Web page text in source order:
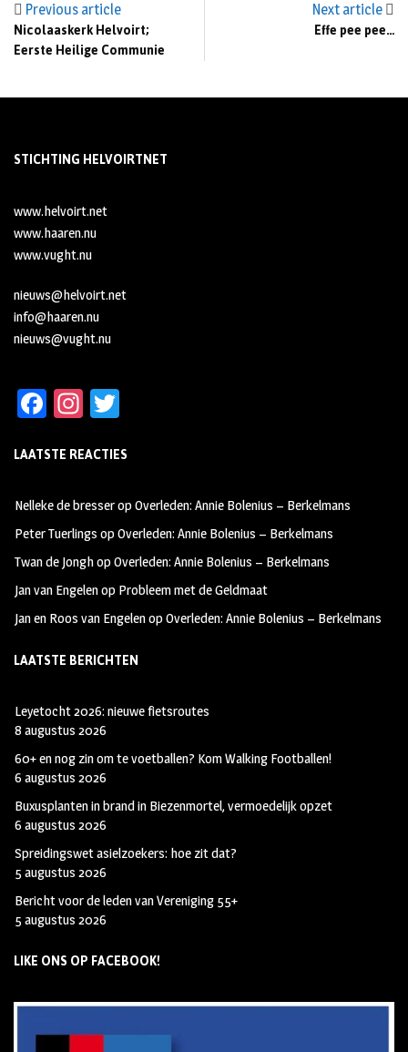
Previous article
Nicolaaskerk Helvoirt;
Eerste Heilige Communie
Next article
Effe pee pee…
STICHTING HELVOIRTNET
www.helvoirt.net
www.haaren.nu
www.vught.nu
nieuws@helvoirt.net
info@haaren.nu
nieuws@vught.nu
Fa
b
oo
k
In
ag
m
tt
LAATSTE REACTIES
Nelleke de bresseropOverleden: Annie Bolenius – Berkelmans
Peter Tuerlings opOverleden: Annie Bolenius – Berkelmans
Twan de JonghopOverleden: Annie Bolenius – Berkelmans
Jan van Engelenop Probleem met de Geldmaat
Jan en Roos van EngelenopOverleden: Annie Bolenius – Berkelmans
LAATSTE BERICHTEN
Leyetocht 2026: nieuwe fietsroutes
8 augustus 2026
60+ en nog zin om te voetballen? Kom Walking Footballen!
6 augustus 2026
Buxusplanten in brand in Biezenmortel, vermoedelijk opzet
6 augustus 2026
Spreidingswet asielzoekers: hoe zit dat?
5 augustus 2026
Bericht voor de leden van Vereniging 55+
5 augustus 2026
LIKE ONS OP FACEBOOK!